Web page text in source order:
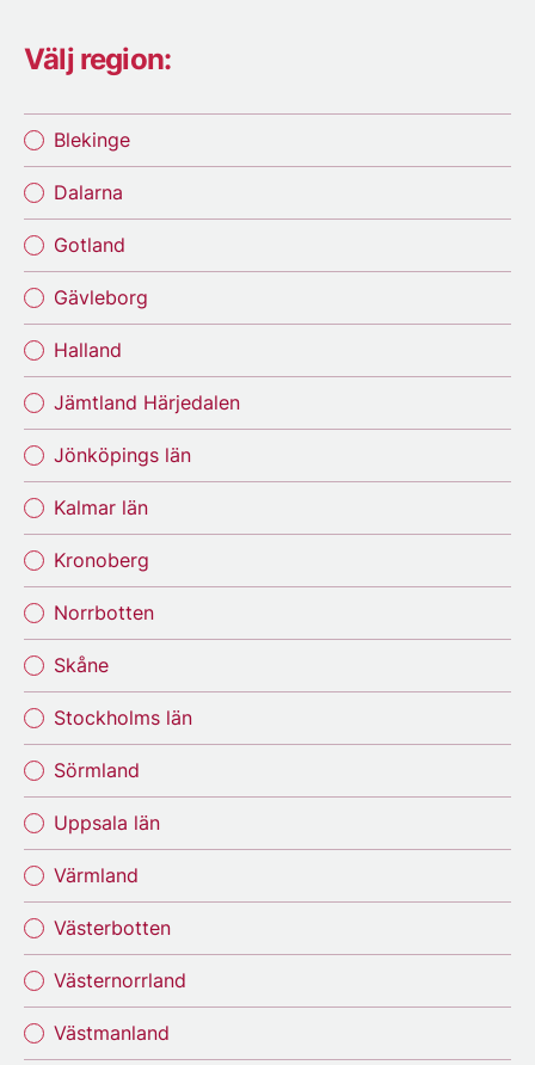
Välj region:
Blekinge
Dalarna
Gotland
Gävleborg
Halland
Jämtland Härjedalen
Jönköpings län
Kalmar län
Kronoberg
Norrbotten
Skåne
Stockholms län
Sörmland
Uppsala län
Värmland
Västerbotten
Västernorrland
Västmanland